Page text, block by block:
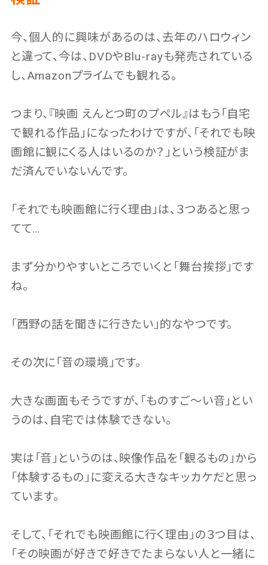
今、個人的に興味があるのは、去年のハロウィン
と違って、今は、DVDやBlu-rayも発売されている
し、Amazonプライムでも観れる。
つまり、『映画 えんとつ町のプペル』はもう「自宅
で観れる作品」になったわけですが、「それでも映
画館に観にくる人はいるのか？」という検証がま
だ済んでいないんです。
「それでも映画館に行く理由」は、３つあると思っ
てて…
まず分かりやすいところでいくと「舞台挨拶」です
ね。
「西野の話を聞きに行きたい」的なやつです。
その次に「音の環境」です。
大きな画面もそうですが、「ものすご〜い音」とい
うのは、自宅では体験できない。
実は「音」というのは、映像作品を「観るもの」から
「体験するもの」に変える大きなキッカケだと思っ
ています。
そして、「それでも映画館に行く理由」の３つ目は、
「その映画が好きで好きでたまらない人と一緒に